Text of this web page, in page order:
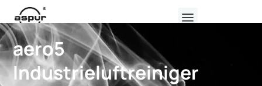
aero5
Industrieluftreiniger